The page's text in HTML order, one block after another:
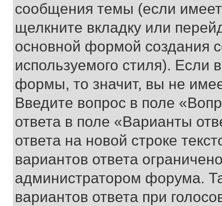
сообщения темы (если
щелкните вкладку или
основной формой создания
используемого стиля). Если
формы, то значит, вы не
Введите вопрос в поле
ответа в поле «Варианты
ответа на новой строке
вариантов ответа
администратором форума.
вариантов ответа при